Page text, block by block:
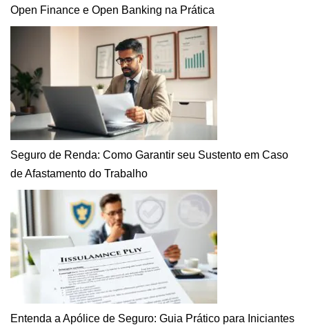
Open Finance e Open Banking na Prática
Seguro de Renda: Como Garantir seu Sustento em Caso
de Afastamento do Trabalho
Entenda a Apólice de Seguro: Guia Prático para Iniciantes